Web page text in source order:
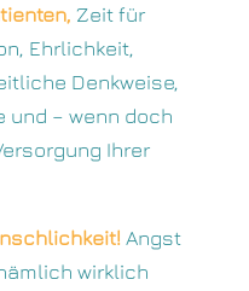
Zeit für
Ehrlichkeit,
Denkweise,
und – wenn doch
Ihrer
Angst
wirklich